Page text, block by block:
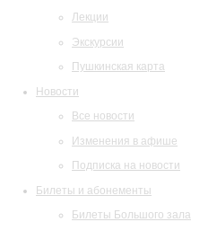
Лекции
Экскурсии
Пушкинская карта
Новости
Все новости
Изменения в афише
Подписка на новости
Билеты и абонементы
Билеты Большого зала